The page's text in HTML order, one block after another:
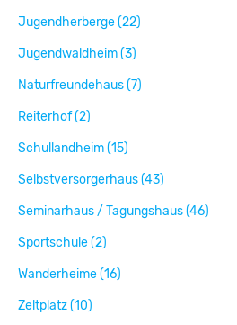
Jugendherberge (22)
Jugendwaldheim (3)
Naturfreundehaus (7)
Reiterhof (2)
Schullandheim (15)
Selbstversorgerhaus (43)
Seminarhaus / Tagungshaus (46)
Sportschule (2)
Wanderheime (16)
Zeltplatz (10)